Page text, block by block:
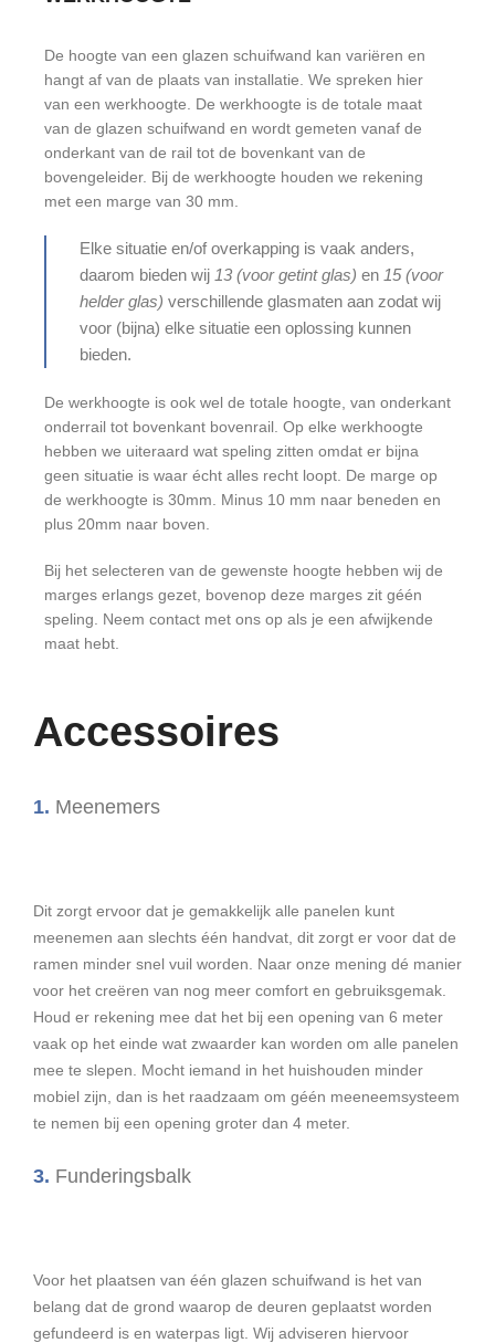
De hoogte van een glazen schuifwand kan variëren en
hangt af van de plaats van installatie. We spreken hier
van een werkhoogte. De werkhoogte is de totale maat
van de glazen schuifwand en wordt gemeten vanaf de
onderkant van de rail tot de bovenkant van de
bovengeleider. Bij de werkhoogte houden we rekening
met een marge van 30 mm.
Elke situatie en/of overkapping is vaak anders,
daarom bieden wij 13 (voor getint glas) en 15 (voor
helder glas) verschillende glasmaten aan zodat wij
voor (bijna) elke situatie een oplossing kunnen
bieden.
De werkhoogte is ook wel de totale hoogte, van onderkant
onderrail tot bovenkant bovenrail. Op elke werkhoogte
hebben we uiteraard wat speling zitten omdat er bijna
geen situatie is waar écht alles recht loopt. De marge op
de werkhoogte is 30mm. Minus 10 mm naar beneden en
plus 20mm naar boven.
Bij het selecteren van de gewenste hoogte hebben wij de
marges erlangs gezet, bovenop deze marges zit géén
speling. Neem contact met ons op als je een afwijkende
maat hebt.
Accessoires
1. Meenemers
Dit zorgt ervoor dat je gemakkelijk alle panelen kunt
meenemen aan slechts één handvat, dit zorgt er voor dat de
ramen minder snel vuil worden. Naar onze mening dé manier
voor het creëren van nog meer comfort en gebruiksgemak.
Houd er rekening mee dat het bij een opening van 6 meter
vaak op het einde wat zwaarder kan worden om alle panelen
mee te slepen. Mocht iemand in het huishouden minder
mobiel zijn, dan is het raadzaam om géén meeneemsysteem
te nemen bij een opening groter dan 4 meter.
3. Funderingsbalk
Voor het plaatsen van één glazen schuifwand is het van
belang dat de grond waarop de deuren geplaatst worden
gefundeerd is en waterpas ligt. Wij adviseren hiervoor